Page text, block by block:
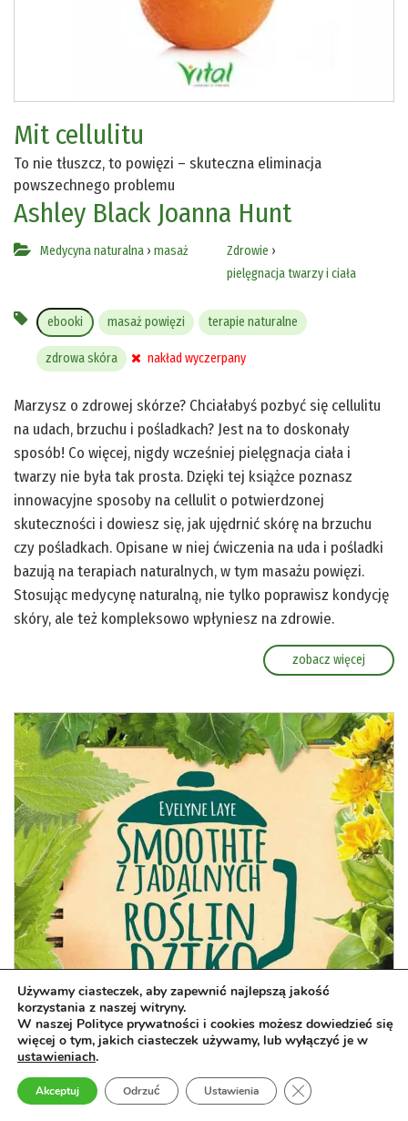
Mit cellulitu
To nie tłuszcz, to powięzi – skuteczna eliminacja
powszechnego problemu
Ashley Black Joanna Hunt
Medycyna naturalna › masaż Zdrowie ›
pielęgnacja twarzy i ciała
ebooki masaż powięzi terapie naturalne
zdrowa skóra nakład wyczerpany
Marzysz o zdrowej skórze? Chciałabyś pozbyć się cellulitu
na udach, brzuchu i pośladkach? Jest na to doskonały
sposób! Co więcej, nigdy wcześniej pielęgnacja ciała i
twarzy nie była tak prosta. Dzięki tej książce poznasz
innowacyjne sposoby na cellulit o potwierdzonej
skuteczności i dowiesz się, jak ujędrnić skórę na brzuchu
czy pośladkach. Opisane w niej ćwiczenia na uda i pośladki
bazują na terapiach naturalnych, w tym masażu powięzi.
Stosując medycynę naturalną, nie tylko poprawisz kondycję
skóry, ale też kompleksowo wpłyniesz na zdrowie.
zobacz więcej
Używamy ciasteczek, aby zapewnić najlepszą jakość
korzystania z naszej witryny.
W naszej Polityce prywatności i cookies możesz dowiedzieć się
więcej o tym, jakich ciasteczek używamy, lub wyłączyć je w
ustawieniach.
Akceptuj Odrzuć Ustawienia Zamknij panel